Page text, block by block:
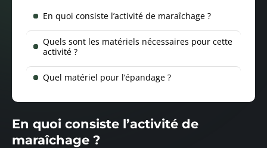
En quoi consiste l’activité de maraîchage ?
Quels sont les matériels nécessaires pour cette
activité ?
Quel matériel pour l’épandage ?
En quoi consiste l’activité de
maraîchage ?